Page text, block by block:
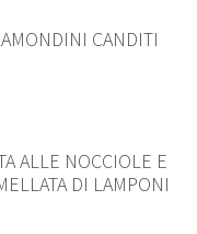
CANDITI
ALLE NOCCIOLE E
DI LAMPONI